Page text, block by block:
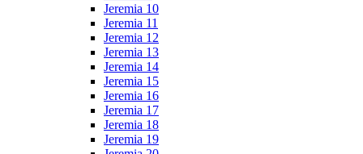
Jeremia 10
Jeremia 11
Jeremia 12
Jeremia 13
Jeremia 14
Jeremia 15
Jeremia 16
Jeremia 17
Jeremia 18
Jeremia 19